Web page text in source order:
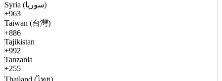
Syria (سوريا)
+963
Taiwan (台灣)
+886
Tajikistan
+992
Tanzania
+255
Thailand (ไทย)